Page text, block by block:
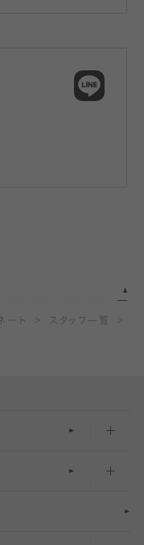
ート
スタッフ一覧
）